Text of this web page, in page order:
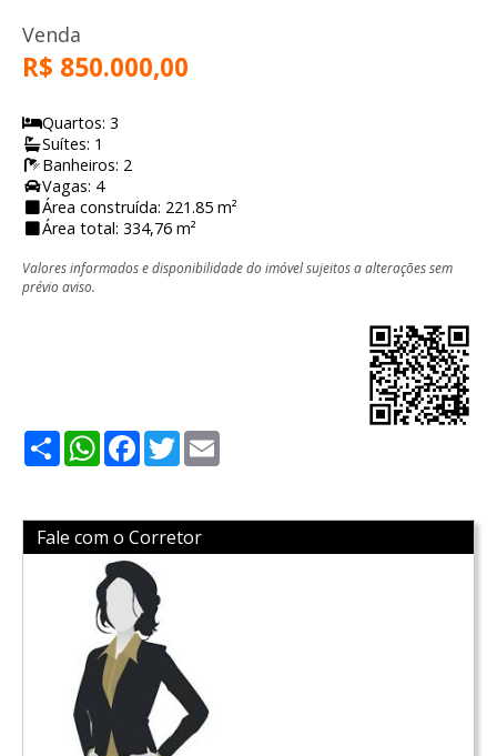
Venda
R$ 850.000,00
Quartos: 3
Suítes: 1
Banheiros: 2
Vagas: 4
Área construída: 221.85 m²
Área total: 334,76 m²
Valores informados e disponibilidade do imóvel sujeitos a alterações sem
prévio aviso.
ShareWhatsApp
Facebook
Twitter
Fale com o Corretor